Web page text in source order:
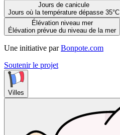
Jours de canicule
Jours où la température dépasse 35°C
Élévation niveau mer
Élévation prévue du niveau de la mer
Une initiative par Bonpote.com
Soutenir le projet
Villes